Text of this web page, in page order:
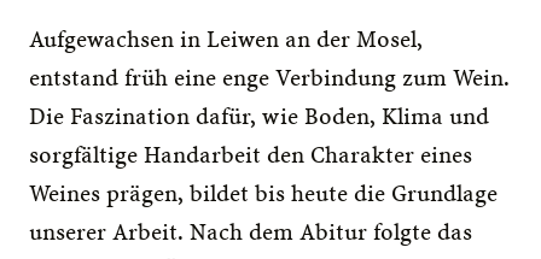
Aufgewachsen in Leiwen an der Mosel,
entstand früh eine enge Verbindung zum Wein.
Die Faszination dafür, wie Boden, Klima und
sorgfältige Handarbeit den Charakter eines
Weines prägen, bildet bis heute die Grundlage
unserer Arbeit. Nach dem Abitur folgte das